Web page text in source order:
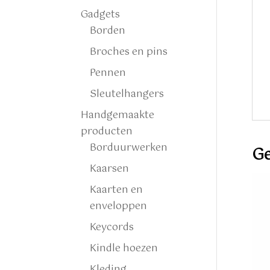
Gadgets
Borden
Broches en pins
Pennen
Sleutelhangers
Handgemaakte
producten
Borduurwerken
Kaarsen
Kaarten en
enveloppen
Keycords
Kindle hoezen